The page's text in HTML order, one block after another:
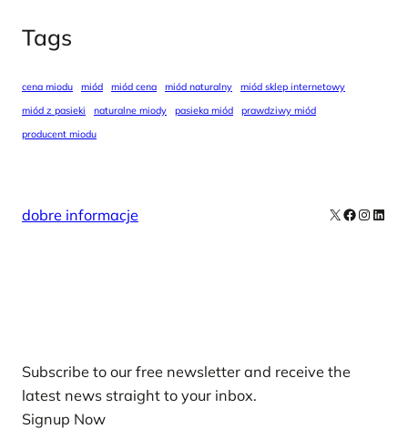
Tags
cena miodu miód miód cena miód naturalny
miód sklep internetowy
miód z pasieki
naturalne miody pasieka miód
prawdziwy miód
producent miodu
dobre informacje X Facebook
Subscribe to our free newsletter and receive the
latest news straight to your inbox.
Signup Now